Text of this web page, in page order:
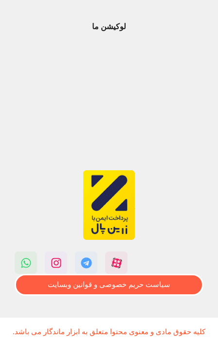
لوکیشن ما
سیاست حریم خصوصی و قوانین وبسایت
کلیه حقوق مادی و معنوی محتوا متعلق به ابزار ماندگار می باشد.